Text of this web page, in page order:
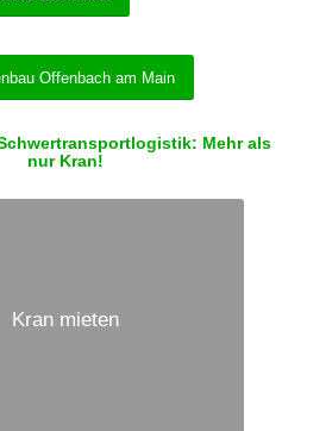
Offenbach am Main
Mehr als
nur Kran!
Kran mieten